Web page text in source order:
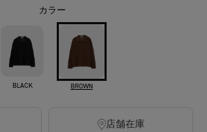
カラー
BLACK BROWN
店舗在庫